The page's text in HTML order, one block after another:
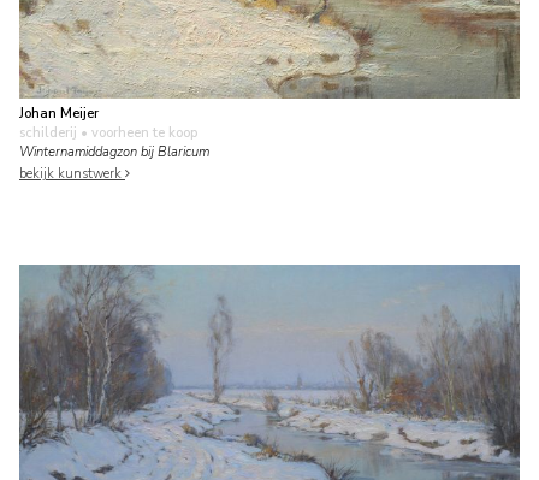
Johan Meijer
schilderij • voorheen te koop
Winternamiddagzon bij Blaricum
bekijk kunstwerk